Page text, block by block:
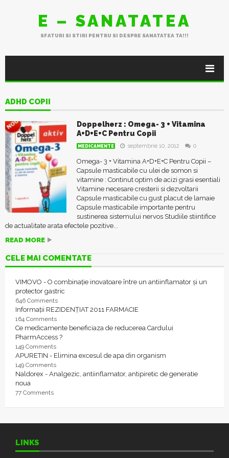
E – SANATATEA
SFATURI SI STIRI PENTRU SI DESPRE SANATATEA TA!!!
ADHD COPII
Doppelherz : Omega- 3 + Vitamina
A+D+E+C Pentru Copii
MEDICAMENTE septembrie 10, 2012 0
Omega- 3 + Vitamina A+D+E+C Pentru Copii –
Capsule masticabile cu ulei de somon si
vitamine : Continut optim de acizi grasi esentiali
Vitamine necesare cresterii si dezvoltarii
Capsule masticabile cu gust placut de lamaie
Capsule masticabile importante pentru
sustinerea sistemului nervos Studiile stiintifice
de actualitate arata efectele pozitive...
READ MORE
CELE MAI COMENTATE
VIMOVO - O combinație inovatoare între un antiinflamator și un
protector gastric
646 Comments
Informații REZIDENȚIAT 2011 FARMACIE
164 Comments
Ce medicamente beneficiaza de reducerea Cardului
PharmAccess ?
149 Comments
APURETIN - Elimina excesul de apa din organism
149 Comments
Naldorex - Analgezic, antiinflamator, antipiretic de generatie
noua
77 Comments
LINKS